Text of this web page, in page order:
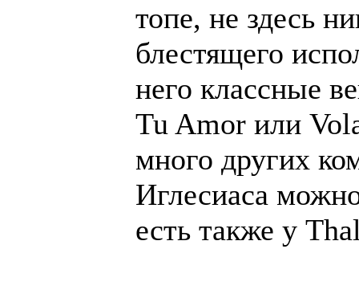
топе, не здесь
блестящего
него классные
Tu Amor или
много других
Иглесиаса
есть также у